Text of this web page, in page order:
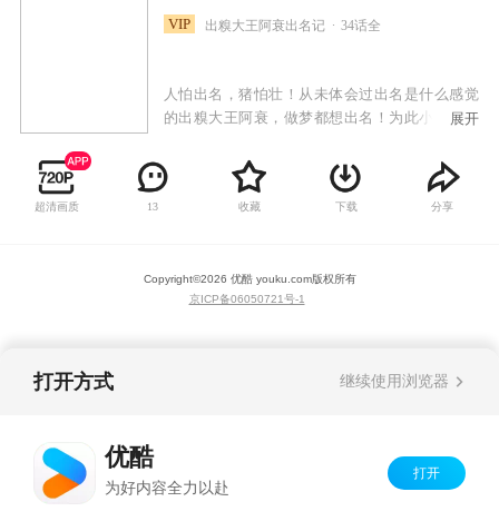
VIP 出糗大王阿衰出名记 34话全
人怕出名，猪怕壮！从未体会过出名是什么感觉
的出糗大王阿衰，做梦都想出名！为此小衰衰敢
用纯洁的小心灵来感动世界，总能成为万人迷！
才高八斗大脸妹，运动健将小冲，腰缠万贯庄
库，教书育人金老师纷纷跳出表示不服，谁都能
而感动的搞笑故事。
展开
超清画质 13 收藏 下载 分享
Copyright©2026 优酷 youku.com版权所有
京ICP备06050721号-1
打开方式 继续使用浏览器
优酷
为好内容全力以赴
打开